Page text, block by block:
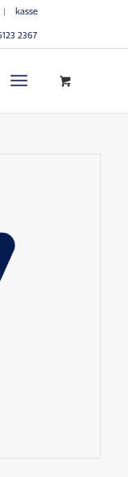
kasse
2367